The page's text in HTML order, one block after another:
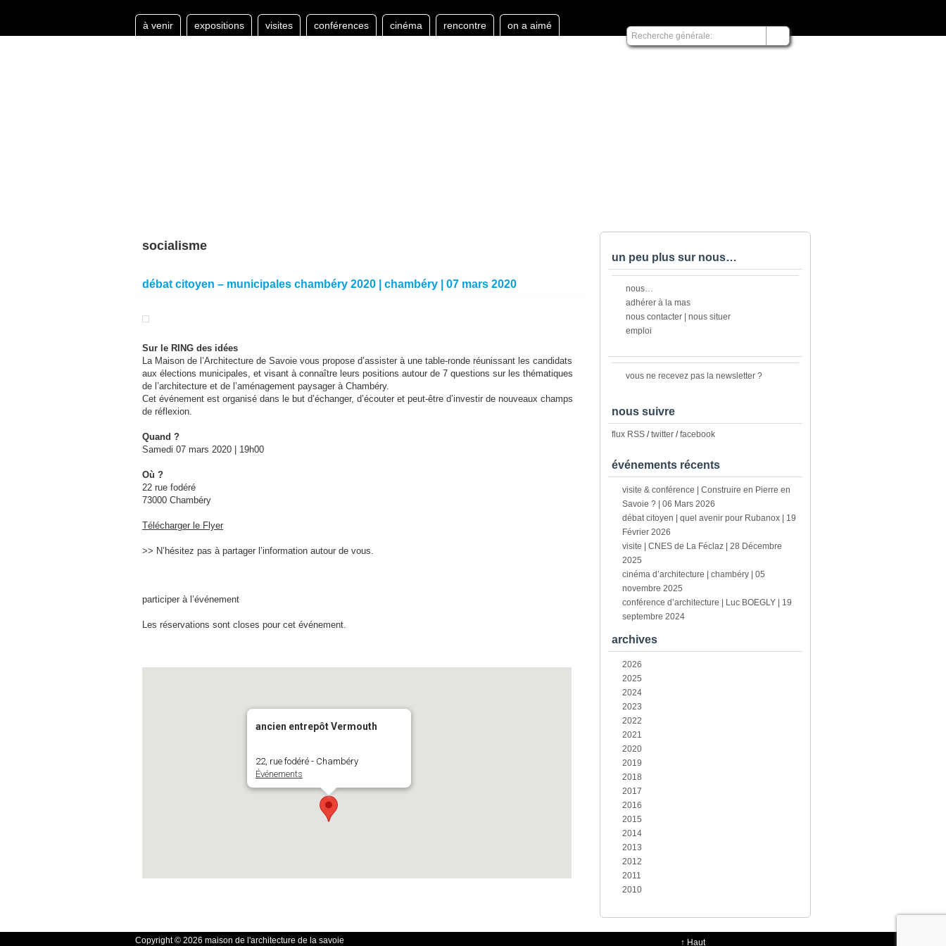
à venir expositions visites conférences cinéma rencontre on a aimé
socialisme
débat citoyen – municipales chambéry 2020 | chambéry | 07 mars 2020
Sur le RING des idées
La Maison de l’Architecture de Savoie vous propose d’assister à une table-ronde réunissant les candidats
aux élections municipales, et visant à connaître leurs positions autour de 7 questions sur les thématiques
de l’architecture et de l’aménagement paysager à Chambéry.
Cet événement est organisé dans le but d’échanger, d’écouter et peut-être d’investir de nouveaux champs
de réflexion.
Quand ?
Samedi 07 mars 2020 | 19h00
Où ?
22 rue fodéré
73000 Chambéry
Télécharger le Flyer
>> N’hésitez pas à partager l’information autour de vous.
participer à l’événement
Les réservations sont closes pour cet événement.
ancien entrepôt Vermouth
22, rue fodéré - Chambéry
Événements
un peu plus sur nous…
nous…
adhérer à la mas
nous contacter | nous situer
emploi
vous ne recevez pas la newsletter ?
nous suivre
flux RSS /twitter /facebook
événements récents
visite & conférence | Construire en Pierre en
Savoie ? | 06 Mars 2026
débat citoyen | quel avenir pour Rubanox | 19
Février 2026
visite | CNES de La Féclaz | 28 Décembre
2025
cinéma d’architecture | chambéry | 05
novembre 2025
conférence d’architecture | Luc BOEGLY | 19
septembre 2024
archives
2026
2025
2024
2023
2022
2021
2020
2019
2018
2017
2016
2015
2014
2013
2012
2011
2010
Copyright © 2026 maison de l'architecture de la savoie ↑ Haut